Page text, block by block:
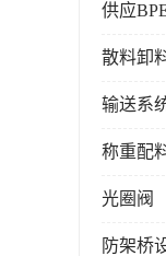
供应
散料卸
输送系
称重配
光圈阀
防架桥